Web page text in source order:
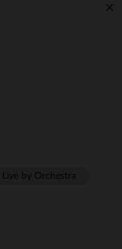
×